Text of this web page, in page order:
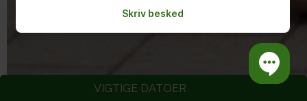
VIGTIGE DATOER
Skriv besked